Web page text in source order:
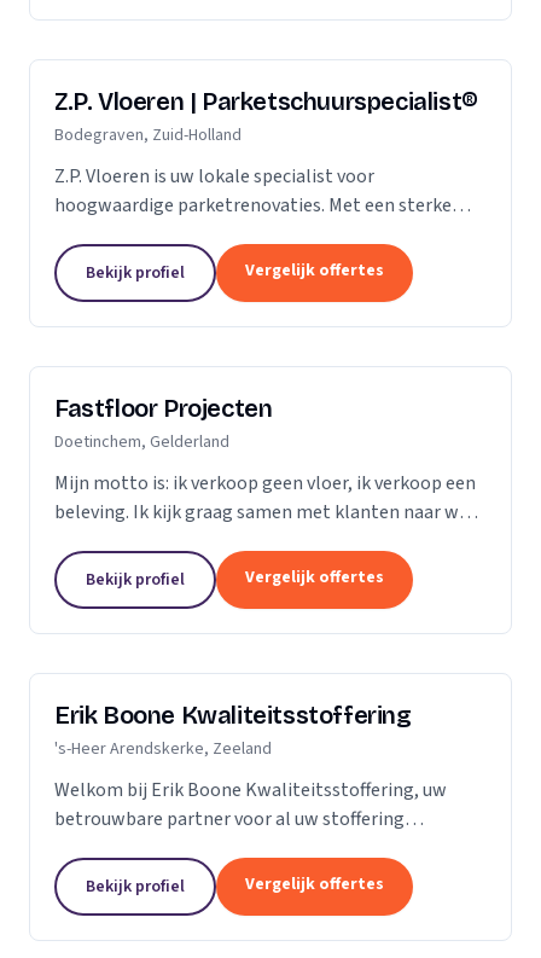
Z.P. Vloeren | Parketschuurspecialist®
Bodegraven, Zuid-Holland
Z.P. Vloeren is uw lokale specialist voor
hoogwaardige parketrenovaties. Met een sterke
den Rijn en Gouda, bieden we onze diensten aan
zowel...
Bekijk profiel Vergelijk offertes
Fastfloor Projecten
Doetinchem, Gelderland
Mijn motto is: ik verkoop geen vloer, ik verkoop een
beleving. Ik kijk graag samen met klanten naar wat
luister. Niet de stalen of onze showroom,...
Bekijk profiel Vergelijk offertes
Erik Boone Kwaliteitsstoffering
's-Heer Arendskerke, Zeeland
Welkom bij Erik Boone Kwaliteitsstoffering, uw
betrouwbare partner voor al uw stoffering
gespecialiseerd in de stoffering van vloeren en alle
soorten...
Bekijk profiel Vergelijk offertes